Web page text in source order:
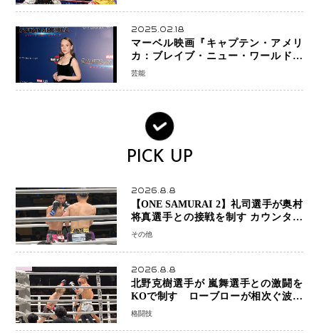
2025.02.18
マーベル映画『キャプテン・アメリ
カ：ブレイブ・ニュー・ワールド』
新ブラック・ウィドウ役のシラ・ハー
芸能
PICK UP
2026.8.8
【ONE SAMURAI 2】礼司選手が奥村
将真選手との接戦を制す カウンター
と正確な打撃で判定勝利
その他
2026.8.8
北野克樹選手が 嵐舞選手との激闘を
KOで制す ローブローが相次ぐ波乱
の展開…涙の勝利「生まれてくる娘の
格闘技